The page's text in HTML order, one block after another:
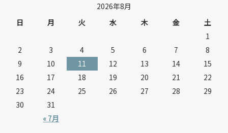
2026年8月
日
月 火 水 木 金 土
« 7月
1
2
3 4 5 6 7
8
9
10 11 12 13 14
15
16
17 18 19 20 21
22
23
24 25 26 27 28
29
30
31